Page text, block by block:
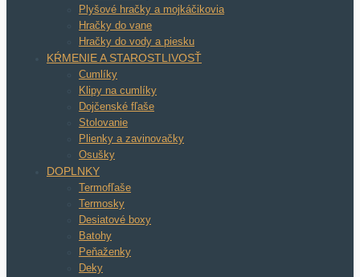
Plyšové hračky a mojkáčikovia
Hračky do vane
Hračky do vody a piesku
KŔMENIE A STAROSTLIVOSŤ
Cumlíky
Klipy na cumlíky
Dojčenské fľaše
Stolovanie
Plienky a zavinovačky
Osušky
DOPLNKY
Termofľaše
Termosky
Desiatové boxy
Batohy
Peňaženky
Deky